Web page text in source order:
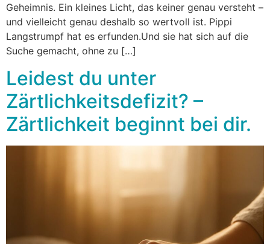
Geheimnis. Ein kleines Licht, das keiner genau versteht –
und vielleicht genau deshalb so wertvoll ist. Pippi
Langstrumpf hat es erfunden.Und sie hat sich auf die
Suche gemacht, ohne zu […]
Leidest du unter
Zärtlichkeitsdefizit? –
Zärtlichkeit beginnt bei dir.